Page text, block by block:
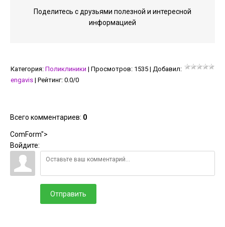
Поделитесь с друзьями полезной и интересной
информацией
Категория: Поликлиники | Просмотров: 1535 | Добавил:
engavis | Рейтинг: 0.0/0
Всего комментариев: 0
ComForm">
Войдите:
Отправить